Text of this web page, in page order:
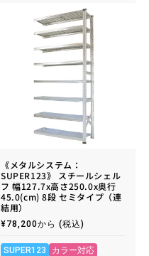
《メタルシステム：
SUPER123》 スチールシェル
フ 幅127.7x高さ250.0x奥行
45.0(cm) 8段 セミタイプ（連
結用）
通
価
格
¥78,200から (税込)
SUPER123 カラー対応